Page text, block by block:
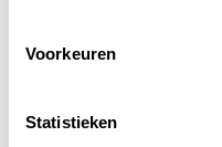
Voorkeuren
Statistieken
Levert complete
Installatie van